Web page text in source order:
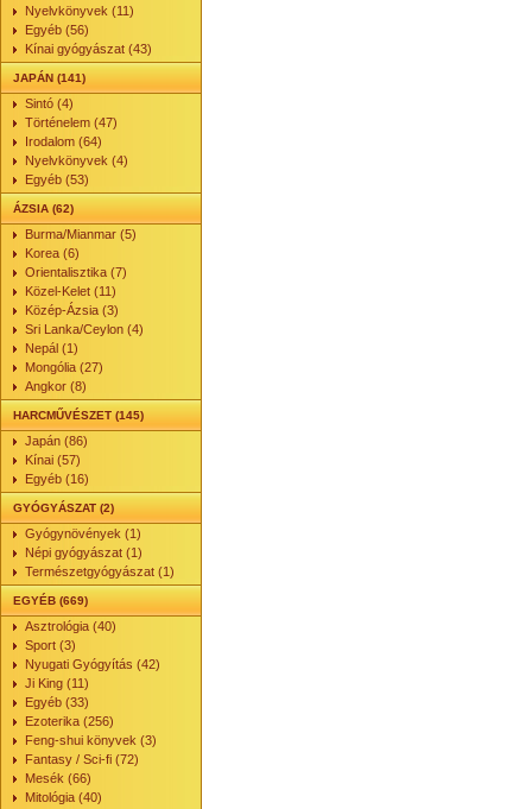
Nyelvkönyvek (11)
Egyéb (56)
Kínai gyógyászat (43)
JAPÁN (141)
Sintó (4)
Történelem (47)
Irodalom (64)
Nyelvkönyvek (4)
Egyéb (53)
ÁZSIA (62)
Burma/Mianmar (5)
Korea (6)
Orientalisztika (7)
Közel-Kelet (11)
Közép-Ázsia (3)
Sri Lanka/Ceylon (4)
Nepál (1)
Mongólia (27)
Angkor (8)
HARCMŰVÉSZET (145)
Japán (86)
Kínai (57)
Egyéb (16)
GYÓGYÁSZAT (2)
Gyógynövények (1)
Népi gyógyászat (1)
Természetgyógyászat (1)
EGYÉB (669)
Asztrológia (40)
Sport (3)
Nyugati Gyógyítás (42)
Ji King (11)
Egyéb (33)
Ezoterika (256)
Feng-shui könyvek (3)
Fantasy / Sci-fi (72)
Mesék (66)
Mitológia (40)